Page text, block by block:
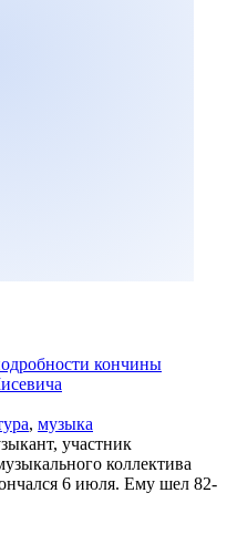
кончины
, музыка
участник
коллектива
6 июля. Ему шел 82-